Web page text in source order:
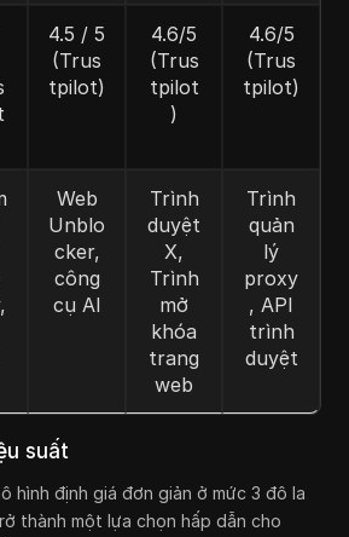
4.5 / 5
(Trus
tpilot)
4.6/5
(Trus
tpilot
)
4.6/5
(Trus
tpilot)
Web
Unblo
cker,
công
cụ AI
Trình
duyệt
X,
Trình
mở
khóa
trang
web
Trình
quản
lý
proxy
, API
trình
duyệt
suất
hình định giá đơn giản ở mức 3 đô la
thành một lựa chọn hấp dẫn cho